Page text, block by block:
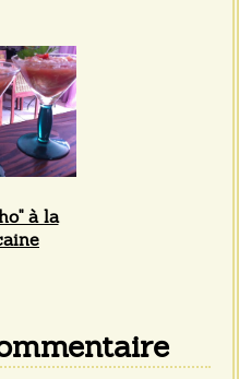
à la